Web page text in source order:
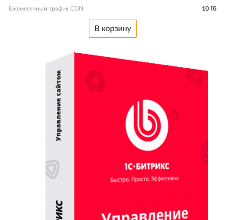
Ежемесячный трафик CDN
10 Гб
В корзину